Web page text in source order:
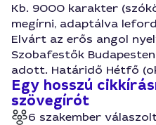
Kb. 9000 karakter
megírni, adaptálva
Elvárt az erős angol
Szobafestők
adott. Határidő Hétfő
Egy hosszú
szövegírót
6 szakember